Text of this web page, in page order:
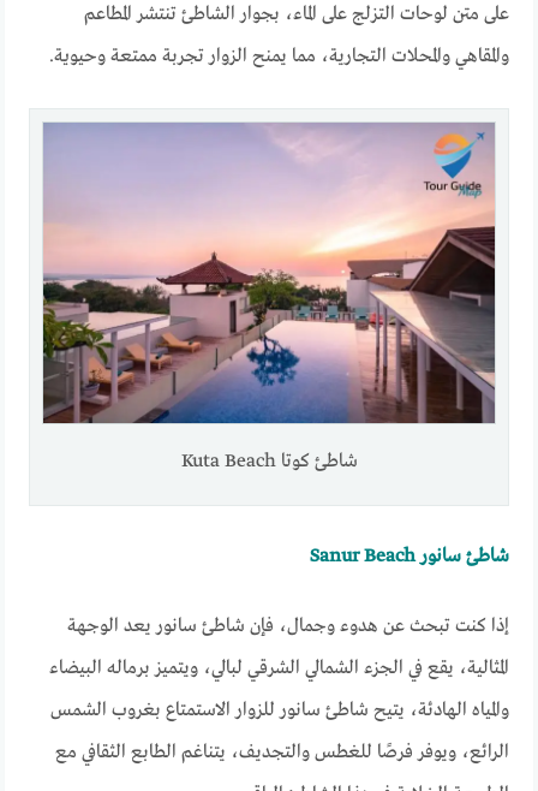
على متن لوحات التزلج على الماء، بجوار الشاطئ تنتشر المطاعم
والمقاهي والمحلات التجارية، مما يمنح الزوار تجربة ممتعة وحيوية.
شاطئ كوتا Kuta Beach
شاطئ سانور Sanur Beach
إذا كنت تبحث عن هدوء وجمال، فإن شاطئ سانور يعد الوجهة
المثالية، يقع في الجزء الشمالي الشرقي لبالي، ويتميز برماله البيضاء
والمياه الهادئة، يتيح شاطئ سانور للزوار الاستمتاع بغروب الشمس
الرائع، ويوفر فرصًا للغطس والتجديف، يتناغم الطابع الثقافي مع